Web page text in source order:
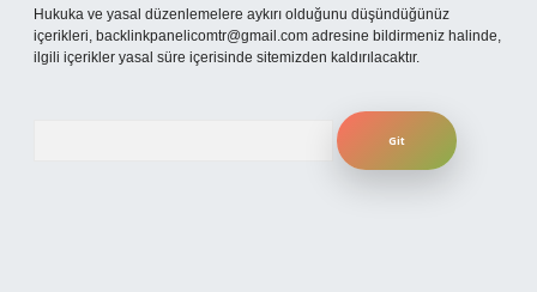
Hukuka ve yasal düzenlemelere aykırı olduğunu düşündüğünüz
içerikleri, backlinkpanelicomtr@gmail.com adresine bildirmeniz halinde,
ilgili içerikler yasal süre içerisinde sitemizden kaldırılacaktır.